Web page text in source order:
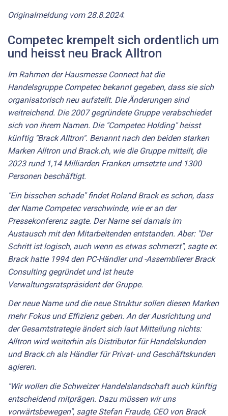
Originalmeldung vom 28.8.2024:
Competec krempelt sich ordentlich um
und heisst neu Brack Alltron
Im Rahmen der Hausmesse Connect hat die
Handelsgruppe Competec bekannt gegeben, dass sie sich
organisatorisch neu aufstellt. Die Änderungen sind
weitreichend. Die 2007 gegründete Gruppe verabschiedet
sich von ihrem Namen. Die "Competec Holding" heisst
künftig "Brack Alltron". Benannt nach den beiden starken
Marken Alltron und Brack.ch, wie die Gruppe mitteilt, die
2023 rund 1,14 Milliarden Franken umsetzte und 1300
Personen beschäftigt.
"Ein bisschen schade" findet Roland Brack es schon, dass
der Name Competec verschwinde, wie er an der
Pressekonferenz sagte. Der Name sei damals im
Austausch mit den Mitarbeitenden entstanden. Aber: "Der
Schritt ist logisch, auch wenn es etwas schmerzt", sagte er.
Brack hatte 1994 den PC-Händler und -Assemblierer Brack
Consulting gegründet und ist heute
Verwaltungsratspräsident der Gruppe.
Der neue Name und die neue Struktur sollen diesen Marken
mehr Fokus und Effizienz geben. An der Ausrichtung und
der Gesamtstrategie ändert sich laut Mitteilung nichts:
Alltron wird weiterhin als Distributor für Handelskunden
und Brack.ch als Händler für Privat- und Geschäftskunden
agieren.
"Wir wollen die Schweizer Handelslandschaft auch künftig
entscheidend mitprägen. Dazu müssen wir uns
vorwärtsbewegen", sagte Stefan Fraude, CEO von Brack